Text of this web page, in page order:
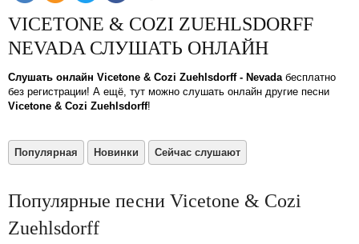
VICETONE & COZI ZUEHLSDORFF
NEVADA СЛУШАТЬ ОНЛАЙН
Слушать онлайн Vicetone & Cozi Zuehlsdorff - Nevadaбесплатно
без регистрации! А ещё, тут можно слушать онлайн другие песни
Vicetone & Cozi Zuehlsdorff!
Популярная Новинки Сейчас слушают
Популярные песни Vicetone & Cozi
Zuehlsdorff